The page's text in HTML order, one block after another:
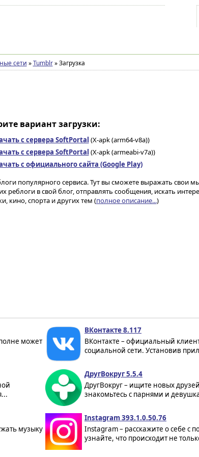
сети » Tumblr »Загрузка
вариант загрузки:
с сервера SoftPortal (X-apk (arm64-v8a))
с сервера SoftPortal (X-apk (armeabi-v7a))
с официального сайта (Google Play)
популярного сервиса. Тут вы сможете выражать свои
реблоги в свой блог, отправлять сообщения, искать
кино, спорта и других тем (полное описание...)
может
ВКонтакте 8.117
ВКонтакте – официальный
социальной сети. Установив
ДругВокруг 5.5.4
ДругВокруг – ищите новых
знакомьтесь с парнями и
музыку
Instagram 393.1.0.50.76
Instagram – расскажите о себе с
узнайте, что происходит не